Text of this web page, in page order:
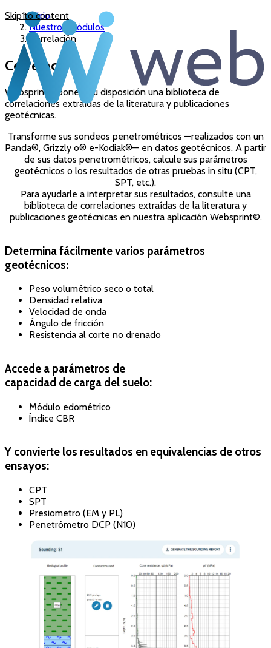
Skip to content
Inicio
Nuestros módulos
Correlación
Correlación
Websprint© pone a su disposición una biblioteca de
correlaciones extraídas de la literatura y publicaciones
geotécnicas.
Transforme sus sondeos penetrométricos —realizados con un
Panda®, Grizzly o® e-Kodiak®— en datos geotécnicos. A partir
de sus datos penetrométricos, calcule sus parámetros
geotécnicos o los resultados de otras pruebas in situ (CPT,
SPT, etc.).
Para ayudarle a interpretar sus resultados, consulte una
biblioteca de correlaciones extraídas de la literatura y
publicaciones geotécnicas en nuestra aplicación Websprint©.
Determina fácilmente varios parámetros
geotécnicos:
Peso volumétrico seco o total
Densidad relativa
Velocidad de onda
Ángulo de fricción
Resistencia al corte no drenado
Accede a parámetros de
capacidad de carga del suelo:
Módulo edométrico
Índice CBR
Y convierte los resultados en equivalencias de otros
ensayos:
CPT
SPT
Presiometro (EM y PL)
Penetrómetro DCP (N10)